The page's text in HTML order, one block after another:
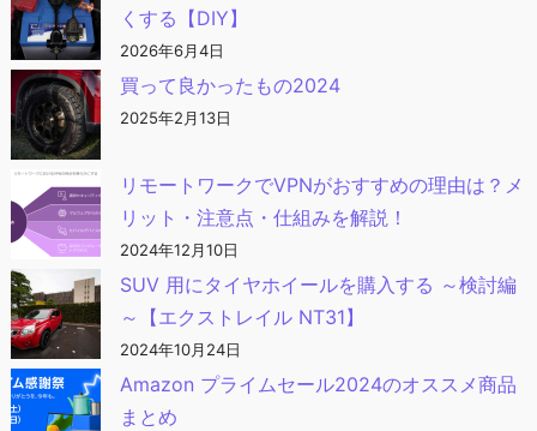
くする【DIY】
2026年6月4日
買って良かったもの2024
2025年2月13日
リモートワークでVPNがおすすめの理由は？メ
リット・注意点・仕組みを解説！
2024年12月10日
SUV 用にタイヤホイールを購入する ～検討編
～【エクストレイル NT31】
2024年10月24日
Amazon プライムセール2024のオススメ商品
まとめ